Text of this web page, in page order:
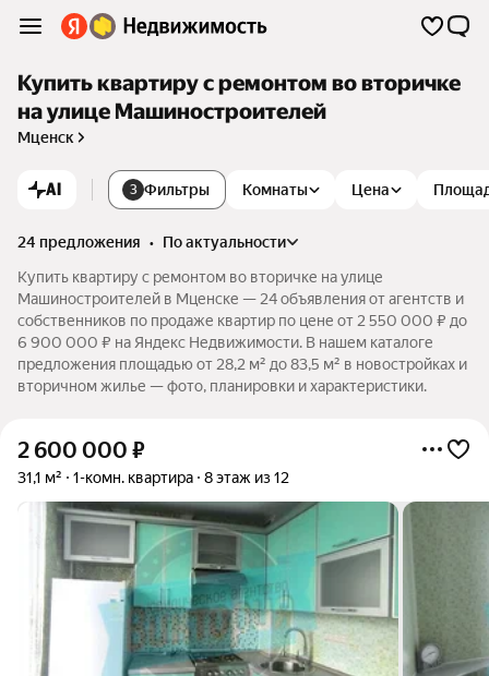
Купить квартиру с ремонтом во вторичке
на улице Машиностроителей
Мценск
AI 3 Фильтры Комнаты Цена
24 предложения •
по актуальности
Купить квартиру с ремонтом во вторичке на улице
Машиностроителей в Мценске — 24 объявления от агентств и
собственников по продаже квартир по цене от 2 550 000 ₽ до
6 900 000 ₽ на Яндекс Недвижимости. В нашем каталоге
предложения площадью от 28,2 м² до 83,5 м² в новостройках и
вторичном жилье — фото, планировки и характеристики.
2 600 000 ₽
31,1 м² 1-комн. квартира 8 этаж из 12